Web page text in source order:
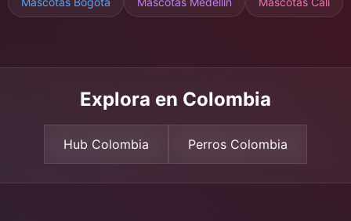
Explora en Colombia
Hub Colombia Perros Colombia